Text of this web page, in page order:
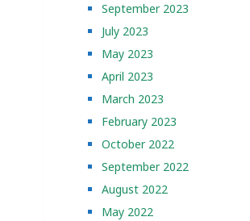
September 2023
July 2023
May 2023
April 2023
March 2023
February 2023
October 2022
September 2022
August 2022
May 2022